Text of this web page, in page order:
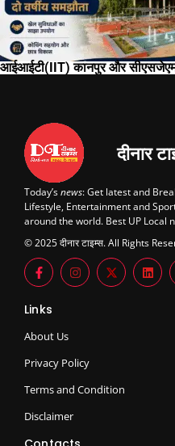
आईआईटी(IIT) कानपुर और
दीनार
Today’snews: Get latest and
Lifestyle, Entertainment and
around the world. Best UP Local
© 2025 दीनार टाइम्स. All Rights
Links
About Us
Privacy Policy
Terms and Condition
Disclaimer